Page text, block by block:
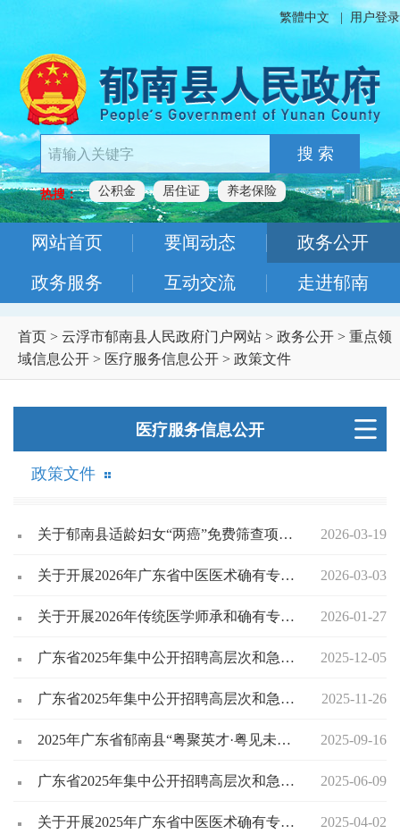
繁體中文 用户登录
搜 索
热搜： 公积金 居住证 养老保险
网站首页 要闻动态 政务公开
政务服务 互动交流 走进郁南
首页 > 云浮市郁南县人民政府门户网站 > 政务公开 > 重点领
域信息公开 > 医疗服务信息公开 > 政策文件
医疗服务信息公开
政策文件
关于郁南县适龄妇女“两癌”免费筛查项目机构信息公告 2026-03-19
关于开展2026年广东省中医医术确有专长人员医师资格考核报名工作的通知 2026-03-03
关于开展2026年传统医学师承和确有专长人员医师资格考核考试工作的通知 2026-01-27
广东省2025年集中公开招聘高层次和急需紧缺人才第三轮招聘（郁南县人民医院）直接业务考核公告 2025-12-05
广东省2025年集中公开招聘高层次和急需紧缺人才第三轮招聘（郁南县人民医院）资格复审公告 2025-11-26
2025年广东省郁南县“粤聚英才·粤见未来”招聘医疗卫生人才公告（第三轮） 2025-09-16
广东省2025年集中公开招聘高层次和急需紧缺人才（郁南县人民医院）资格复审公告 2025-06-09
关于开展2025年广东省中医医术确有专长人员医师资格考核报名工作的通知 2025-04-02